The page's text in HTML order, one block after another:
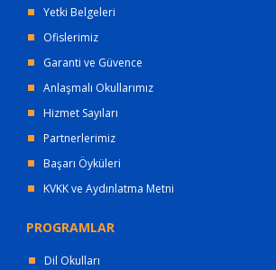
Yetki Belgeleri
Ofislerimiz
Garanti ve Güvence
Anlaşmalı Okullarımız
Hizmet Sayıları
Partnerlerimiz
Başarı Öyküleri
KVKK ve Aydınlatma Metni
PROGRAMLAR
Dil Okulları